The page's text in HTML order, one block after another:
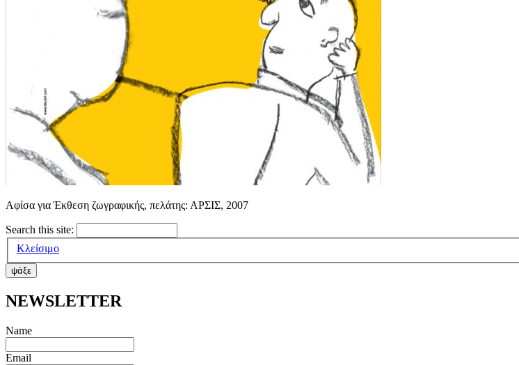
Aφίσα για Έκθεση ζωγραφικής, πελάτης: ΑΡΣΙΣ, 2007
Search this site:
Κλείσιμο
ΝΕWSLETTER
Name
Email